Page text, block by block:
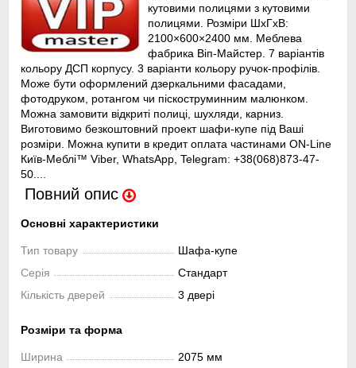
кутовими полицями з кутовими
полицями. Розміри ШхГхВ:
2100×600×2400 мм. Меблева
фабрика Віп-Майстер. 7 варіантів
кольору ДСП корпусу. 3 варіанти кольору ручок-профілів.
Може бути оформлений дзеркальними фасадами,
фотодруком, ротангом чи піскоструминним малюнком.
Можна замовити відкриті полиці, шухляди, карниз.
Виготовимо безкоштовний проект шафи-купе під Ваші
розміри. Можна купити в кредит оплата частинами ON-Line
Київ-Меблі™ Viber, WhatsApp, Telegram: +38(068)873-47-
50....
Повний опис
Основні характеристики
Тип товару
Шафа-купе
Серія
Стандарт
Кількість дверей
3 двері
Розміри та форма
Ширина
2075 мм